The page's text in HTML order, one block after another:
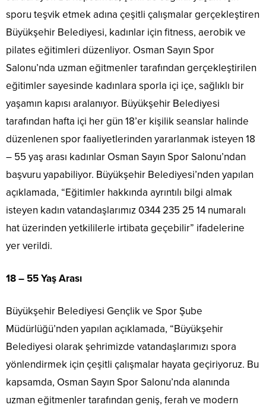
sporu teşvik etmek adına çeşitli çalışmalar gerçekleştiren
Büyükşehir Belediyesi, kadınlar için fitness, aerobik ve
pilates eğitimleri düzenliyor. Osman Sayın Spor
Salonu’nda uzman eğitmenler tarafından gerçekleştirilen
eğitimler sayesinde kadınlara sporla içi içe, sağlıklı bir
yaşamın kapısı aralanıyor. Büyükşehir Belediyesi
tarafından hafta içi her gün 18’er kişilik seanslar halinde
düzenlenen spor faaliyetlerinden yararlanmak isteyen 18
– 55 yaş arası kadınlar Osman Sayın Spor Salonu’ndan
başvuru yapabiliyor. Büyükşehir Belediyesi’nden yapılan
açıklamada, “Eğitimler hakkında ayrıntılı bilgi almak
isteyen kadın vatandaşlarımız 0344 235 25 14 numaralı
hat üzerinden yetkililerle irtibata geçebilir” ifadelerine
yer verildi.
18 – 55 Yaş Arası
Büyükşehir Belediyesi Gençlik ve Spor Şube
Müdürlüğü’nden yapılan açıklamada, “Büyükşehir
Belediyesi olarak şehrimizde vatandaşlarımızı spora
yönlendirmek için çeşitli çalışmalar hayata geçiriyoruz. Bu
kapsamda, Osman Sayın Spor Salonu’nda alanında
uzman eğitmenler tarafından geniş, ferah ve modern